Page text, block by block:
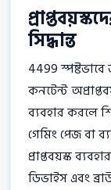
সিদ্ধান্ত
4499 স্পষ্টভাবে
কনটেন্ট
ব্যবহার করলে
গেমিং পেজ বা
প্রাপ্তবয়স্ক
ডিভাইস এবং